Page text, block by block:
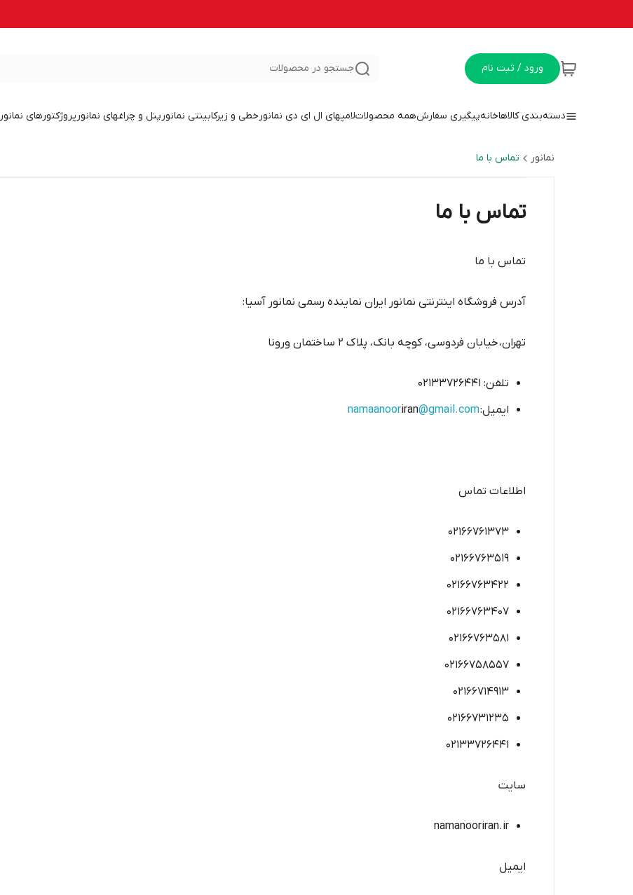
ورود / ثبت نام جستجو در محصولات
دسته‌بندی کالاهاخانهپیگیری سفارشهمه محصولاتلامپهای ال ای دی نمانورخطی و زیرکابینتی نمانورپنل و چراغهای نمانورپروژکتورهای نمانور
نمانور تماس با ما
تماس با ما
تماس با ما
آدرس فروشگاه اینترنتی نمانور ایران نماینده رسمی نمانور آسیا:
تهران، خیابان فردوسی، کوچه بانک، پلاک 2 ساختمان ورونا
تلفن: 02133726441
ایمیل:
namaanooriran@gmail.com
اطلاعات تماس
۰۲۱۶۶۷۶۱۳۷۳
۰۲۱۶۶۷۶۳۵۱۹
۰۲۱۶۶۷۶۳۴۲۲
۰۲۱۶۶۷۶۳۴۰۷
۰۲۱۶۶۷۶۳۵۸۱
۰۲۱۶۶۷۵۸۵۵۷
۰۲۱۶۶۷۱۴۹۱۳
۰۲۱۶۶۷۳۱۲۳۵
02133726441
سایت
namanooriran.ir
ایمیل